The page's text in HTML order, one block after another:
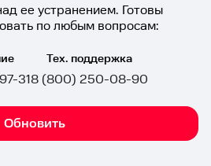
ее устранением. Готовы
по любым вопросам:
31
Тех. поддержка
8 (800) 250-08-90
Обновить